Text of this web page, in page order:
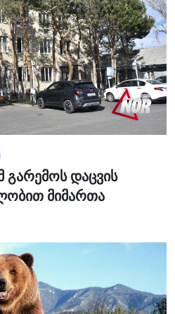
გარემოს დაცვის
მიმართა